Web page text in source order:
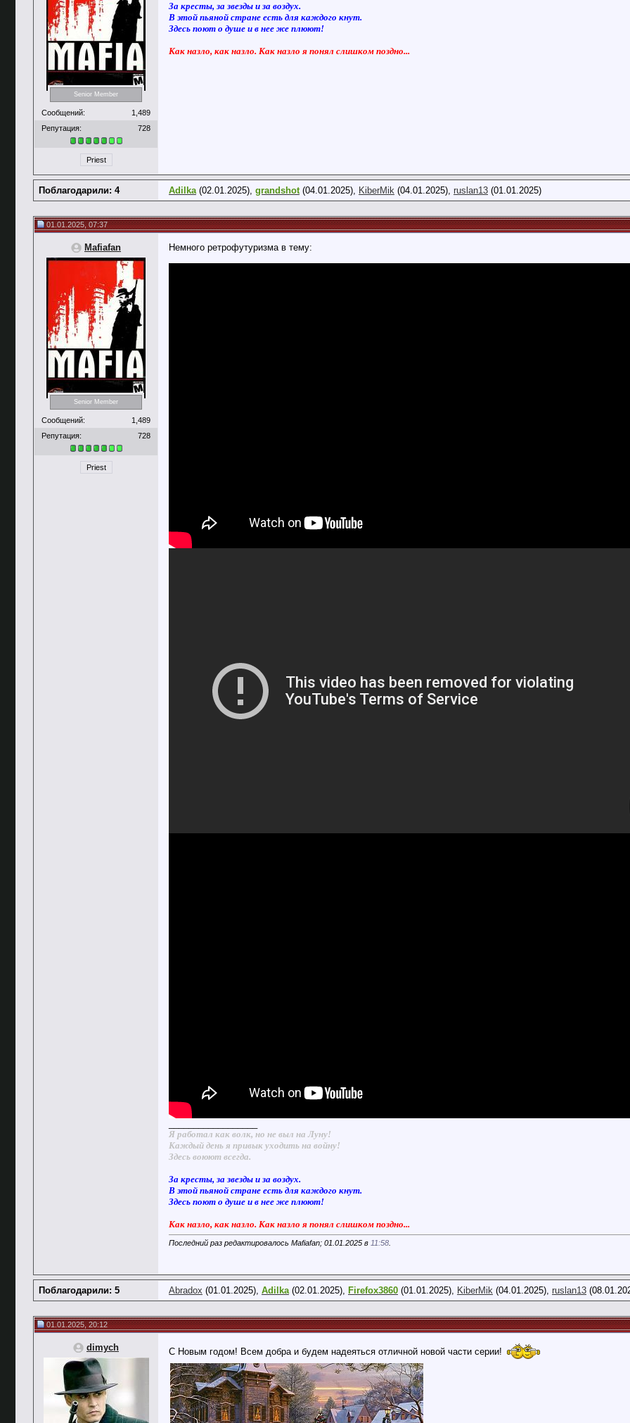
Senior Member
Сообщений:
1,489
Репутация:
728
Priest
За кресты, за звезды и за воздух.
В этой пьяной стране есть для каждого кнут.
Здесь поют о душе и в нее же плюют!
Как назло, как назло. Как назло я понял слишком поздно...
Поблагодарили: 4 Adilka(02.01.2025), grandshot(04.01.2025), KiberMik (04.01.2025), ruslan13 (01.01.2025)
01.01.2025, 07:37
Mafiafan
Senior Member
Сообщений:
1,489
Репутация:
728
Priest
Немного ретрофутуризма в тему:
Я работал как волк, но не выл на Луну!
Каждый день я привык уходить на войну!
Здесь воюют всегда.
За кресты, за звезды и за воздух.
В этой пьяной стране есть для каждого кнут.
Здесь поют о душе и в нее же плюют!
Как назло, как назло. Как назло я понял слишком поздно...
Последний раз редактировалось Mafiafan; 01.01.2025 в 11:58
Поблагодарили: 5 Abradox (01.01.2025), Adilka(02.01.2025), Firefox3860 (01.01.2025), KiberMik (04.01.2025), ruslan13
01.01.2025, 20:12
dimych С Новым годом! Всем добра и будем надеяться отличной новой части серии!